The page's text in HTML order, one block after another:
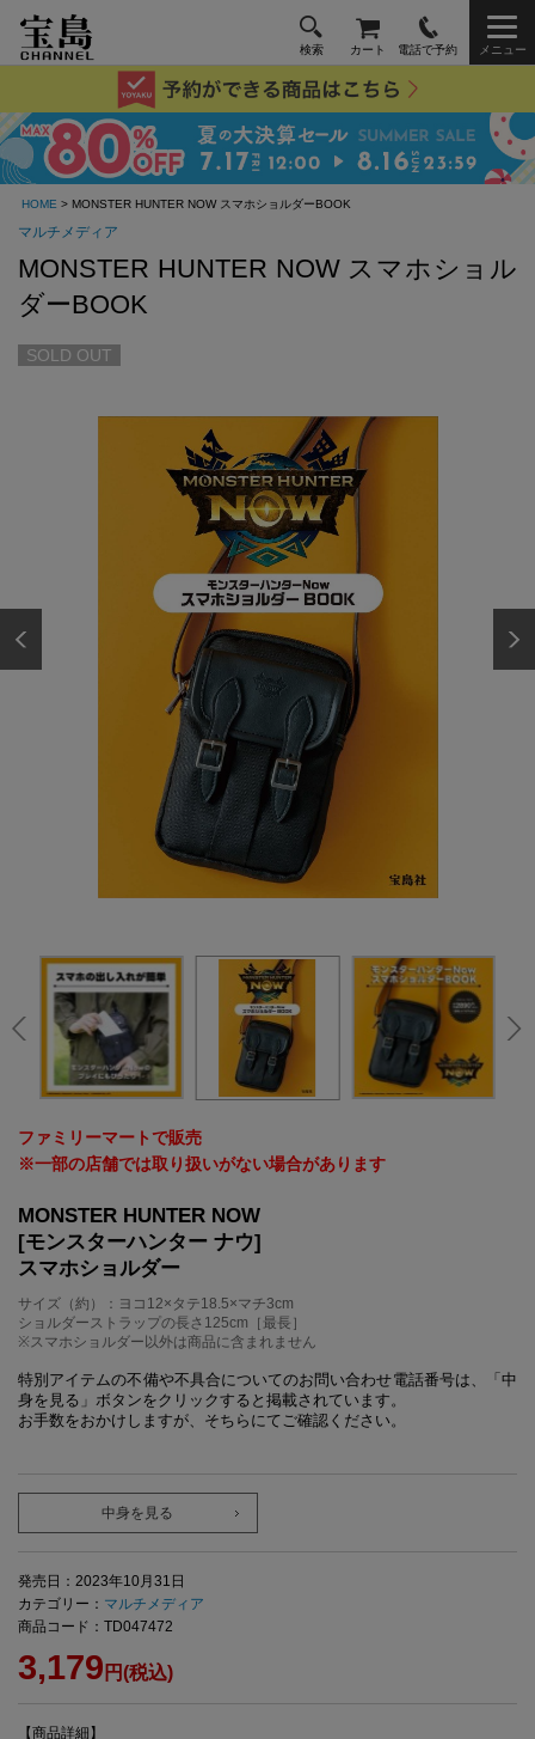
検索 カート 電話で予約 メニュー
HOME > MONSTER HUNTER NOW スマホショルダーBOOK
マルチメディア
MONSTER HUNTER NOW スマホショル
ダーBOOK
SOLD OUT
ファミリーマートで販売
※一部の店舗では取り扱いがない場合があります
MONSTER HUNTER NOW
[モンスターハンター ナウ]
スマホショルダー
サイズ（約）：ヨコ12×タテ18.5×マチ3cm
ショルダーストラップの長さ125cm［最長］
※スマホショルダー以外は商品に含まれません
特別アイテムの不備や不具合についてのお問い合わせ電話番号は、「中
身を見る」ボタンをクリックすると掲載されています。
お手数をおかけしますが、そちらにてご確認ください。
中身を見る
発売日：2023年10月31日
カテゴリー： マルチメディア
商品コード：TD047472
3,179 円(税込)
【商品詳細】